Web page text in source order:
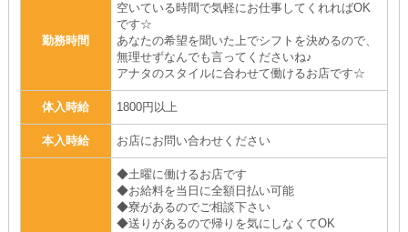
勤務時間
空いている時間で気軽にお仕事してくれればOK
です☆
あなたの希望を聞いた上でシフトを決めるので、
無理せずなんでも言ってくださいね♪
アナタのスタイルに合わせて働けるお店です☆
体入時給 1800円以上
本入時給 お店にお問い合わせください
◆土曜に働けるお店です
◆お給料を当日に全額日払い可能
◆寮があるのでご相談下さい
◆送りがあるので帰りを気にしなくてOK